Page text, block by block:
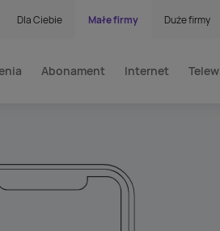
Dla Ciebie Małe firmy Duże firmy
Abonament Internet